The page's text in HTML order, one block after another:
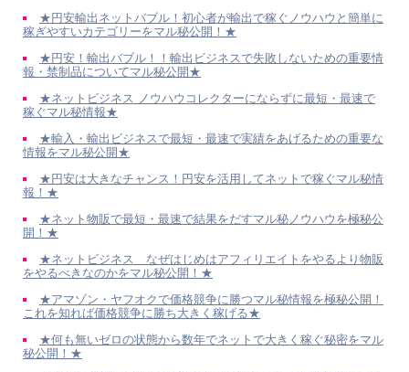
★円安輸出ネットバブル！初心者が輸出で稼ぐノウハウと簡単に
稼ぎやすいカテゴリーをマル秘公開！★
★円安！輸出バブル！！輸出ビジネスで失敗しないための重要情
報・禁制品についてマル秘公開★
★ネットビジネス ノウハウコレクターにならずに最短・最速で
稼ぐマル秘情報★
★輸入・輸出ビジネスで最短・最速で実績をあげるための重要な
情報をマル秘公開★
★円安は大きなチャンス！円安を活用してネットで稼ぐマル秘情
報！★
★ネット物販で最短・最速で結果をだすマル秘ノウハウを極秘公
開！★
★ネットビジネス なぜはじめはアフィリエイトをやるより物販
をやるべきなのかをマル秘公開！★
★アマゾン・ヤフオクで価格競争に勝つマル秘情報を極秘公開！
これを知れば価格競争に勝ち大きく稼げる★
★何も無いゼロの状態から数年でネットで大きく稼ぐ秘密をマル
秘公開！★